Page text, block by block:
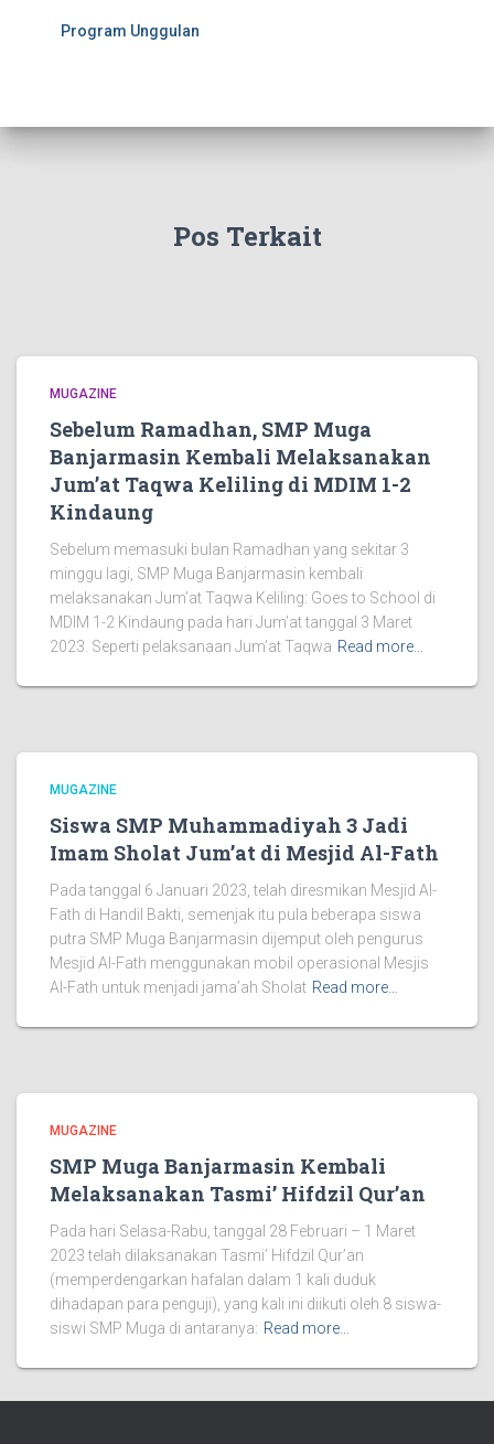
Program Unggulan
Pos Terkait
MUGAZINE
Sebelum Ramadhan, SMP Muga
Banjarmasin Kembali Melaksanakan
Jum’at Taqwa Keliling di MDIM 1-2
Kindaung
Sebelum memasuki bulan Ramadhan yang sekitar 3
minggu lagi, SMP Muga Banjarmasin kembali
melaksanakan Jum’at Taqwa Keliling: Goes to School di
MDIM 1-2 Kindaung pada hari Jum’at tanggal 3 Maret
2023. Seperti pelaksanaan Jum’at Taqwa Read more…
MUGAZINE
Siswa SMP Muhammadiyah 3 Jadi
Imam Sholat Jum’at di Mesjid Al-Fath
Pada tanggal 6 Januari 2023, telah diresmikan Mesjid Al-
Fath di Handil Bakti, semenjak itu pula beberapa siswa
putra SMP Muga Banjarmasin dijemput oleh pengurus
Mesjid Al-Fath menggunakan mobil operasional Mesjis
Al-Fath untuk menjadi jama’ah Sholat Read more…
MUGAZINE
SMP Muga Banjarmasin Kembali
Melaksanakan Tasmi’ Hifdzil Qur’an
Pada hari Selasa-Rabu, tanggal 28 Februari – 1 Maret
2023 telah dilaksanakan Tasmi’ Hifdzil Qur’an
(memperdengarkan hafalan dalam 1 kali duduk
dihadapan para penguji), yang kali ini diikuti oleh 8 siswa-
siswi SMP Muga di antaranya: Read more…